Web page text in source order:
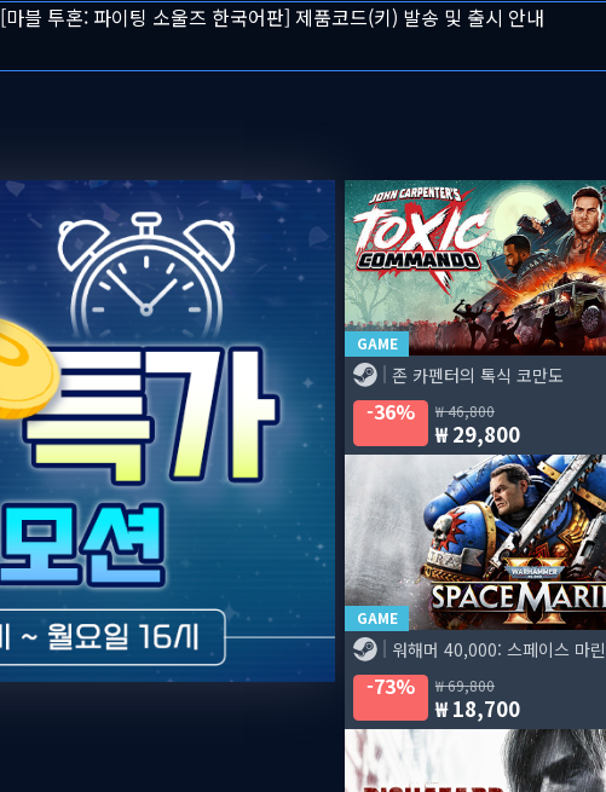
[킬 더 쉐도우 한국어판] 출시 및 프로모션 안내
GAME
존 카펜터의 톡식 코만도
36% 46,800
29,800
GAME
워해머 40,000: 스페이스 마
73% 69,800
18,700